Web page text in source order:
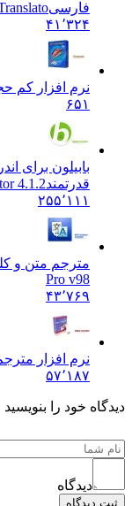
فارسی Translato
۴۱٬۳۲۴
نرم افزار کم حجم
بابیلون برای
قدرتمند 4.1.2
۲۵۵٬۱۱۱
مترجم متن و کلمه
Pro v98
۴۳٬۷۶۹
نرم افزار مترجم
۵۷٬۱۸۷
خود را بنویسید
دیدگاه
دیدگاه